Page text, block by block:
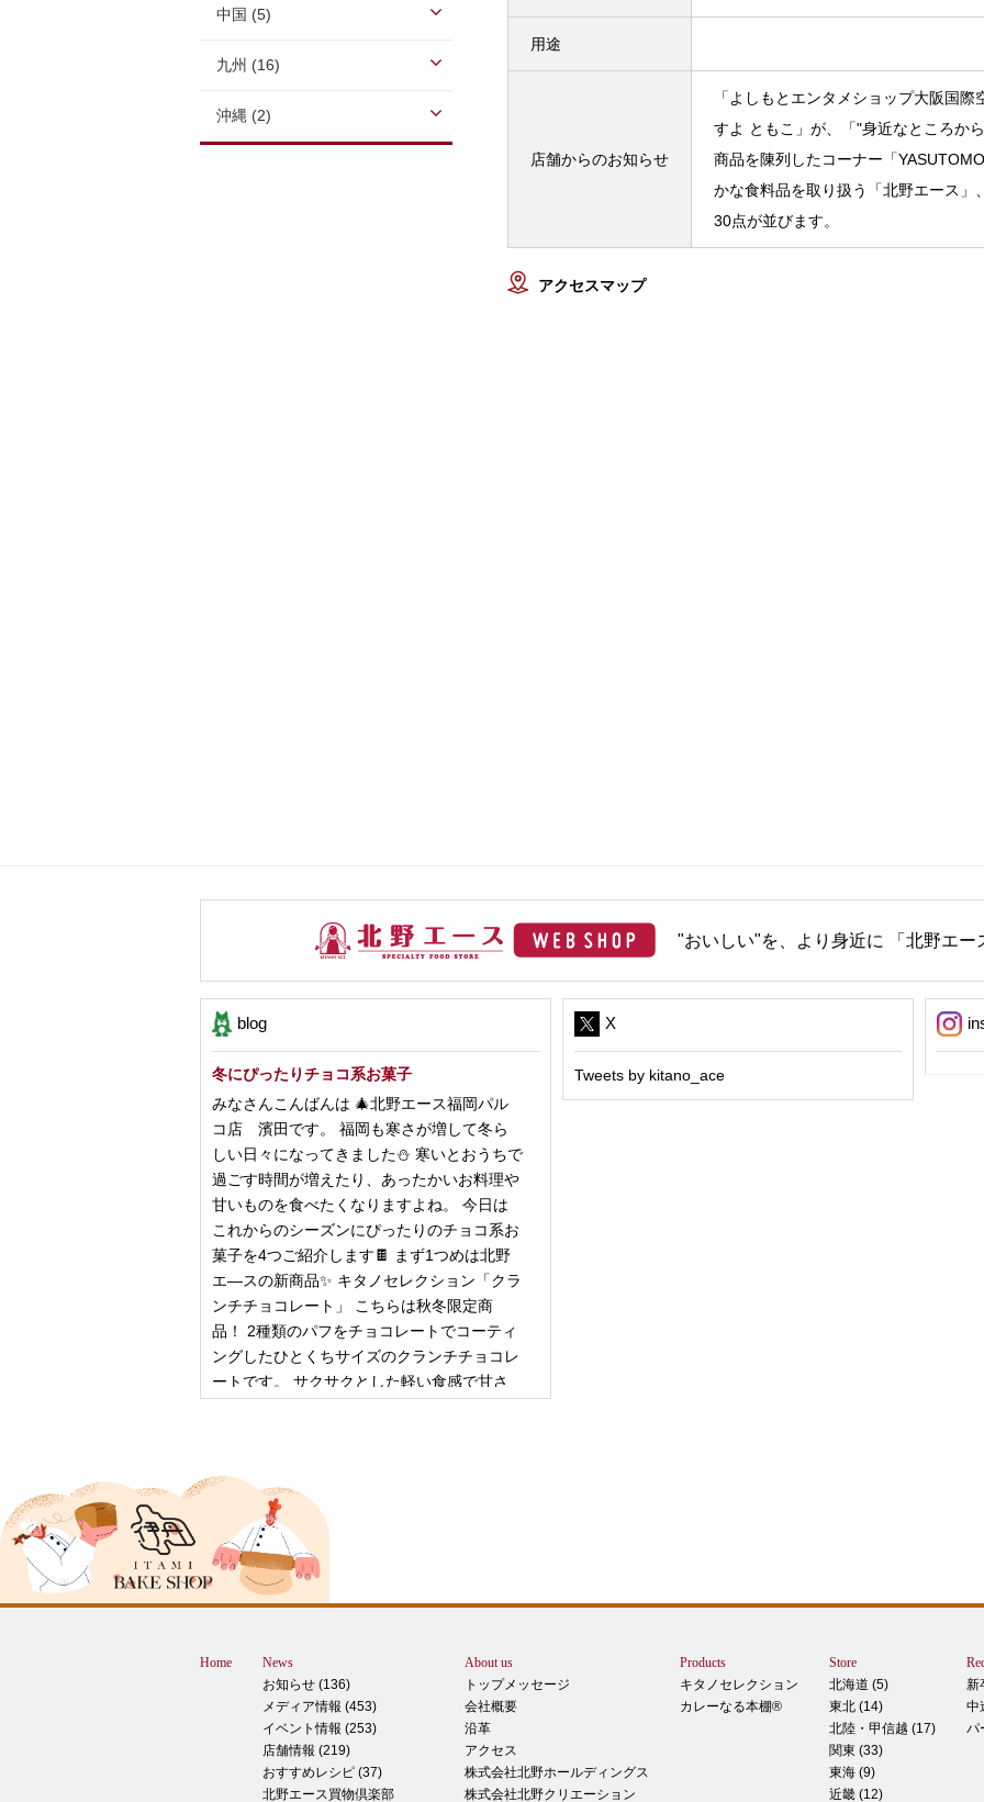
中国 (5)
九州 (16)
沖縄 (2)
用途
店舗からのお知らせ
「よしもとエンタメショップ大阪国
すよ ともこ」が、「"身近なところか
商品を陳列したコーナー「
かな食料品を取り扱う「北野エース」
30点が並びます。
アクセスマップ
"おいしい"を、より身近に 「北野エー
blog
冬にぴったりチョコ系お菓子
みなさんこんばんは 🎄北野エース福岡パル
コ店 濱田です。 福岡も寒さが増して冬ら
しい日々になってきました⛄️ 寒いとおうちで
過ごす時間が増えたり、あったかいお料理や
甘いものを食べたくなりますよね。 今日は
これからのシーズンにぴったりのチョコ系お
菓子を4つご紹介します🍫 まず1つめは北野
エ―スの新商品✨ キタノセレクション「クラ
ンチチョコレート」 こちらは秋冬限定商
品！ 2種類のパフをチョコレートでコーティ
ングしたひとくちサイズのクランチチョコレ
ートです。 サクサクとした軽い食感で甘さ
ピザ立ちぬ
ブログをご覧の皆様、こんにちは！北野エー
スMOMOテラス店の大西です。 いきなりで
すが、これは何だと思いますか？ ヒントは
12月に活躍するあの食べ物です！ はんぺ
す。 それでは正解発表です。リバースカー
ドオープン！！ なんと四角いピザなんで
す！今回は冬に大活躍のピザ、紹介いたしま
す。 キタノセレクション手のばしピザ マ
ルゲリータ 北野エースオリジナル商品のピ
ザになります。特徴は何といってもこの形！
X
Tweets by kitano_ace
Home
News
お知らせ (136)
メディア情報 (453)
イベント情報 (253)
店舗情報 (219)
おすすめレシピ (37)
北野エース買物倶楽部
About us
トップメッセージ
会社概要
沿革
アクセス
株式会社北野ホールディングス
株式会社北野クリエーション
Products
キタノセレクション
カレーなる本棚®
Store
北海道 (5)
東北 (14)
北陸・甲信越 (17)
関東 (33)
東海 (9)
近畿 (12)
新
中
パ